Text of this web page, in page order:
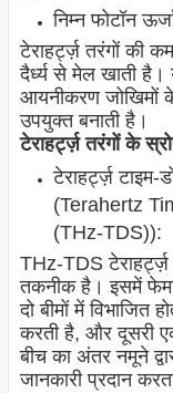
निम्न फोटॉन
टेराहर्ट्ज़ तरंगों की
दैर्ध्य से मेल खाती
आयनीकरण जोखिमों
उपयुक्त बनाती है।
टेराहर्ट्ज़ तरंगों के
टेराहर्ट्ज़
(Terahertz
(THz-TDS)):
THz-TDS
तकनीक है। इसमें
दो बीमों में
करती है, और दूसरी
बीच का अंतर नमूने
जानकारी प्रदान